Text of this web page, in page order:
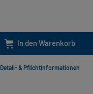
In den Warenkorb
Detail- & Pflichtinformationen